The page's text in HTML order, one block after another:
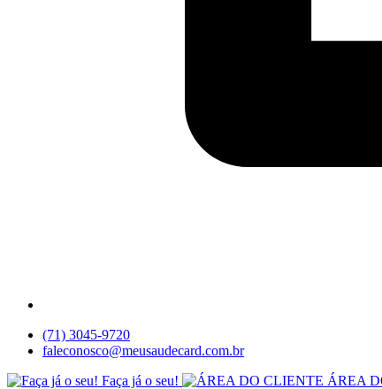
(71) 3045-9720
faleconosco@meusaudecard.com.br
Faça já o seu!
ÁREA